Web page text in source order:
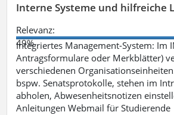
Interne Systeme und hilfreiche
Relevanz:
49%
Integriertes Management-System: Im
Antragsformulare oder Merkblätter)
verschiedenen
bspw. Senatsprotokolle, stehen im
abholen, Abwesenheitsnotizen
Anleitungen Webmail für Studierende